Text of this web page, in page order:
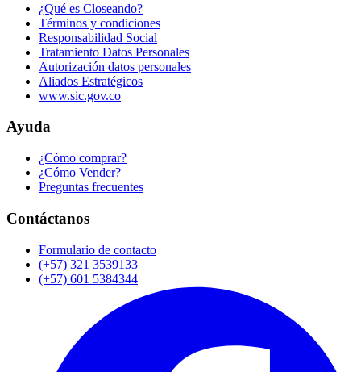
¿Qué es Closeando?
Términos y condiciones
Responsabilidad Social
Tratamiento Datos Personales
Autorización datos personales
Aliados Estratégicos
www.sic.gov.co
Ayuda
¿Cómo comprar?
¿Cómo Vender?
Preguntas frecuentes
Contáctanos
Formulario de contacto
(+57) 321 3539133
(+57) 601 5384344